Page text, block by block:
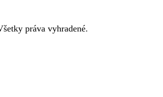
práva vyhradené.